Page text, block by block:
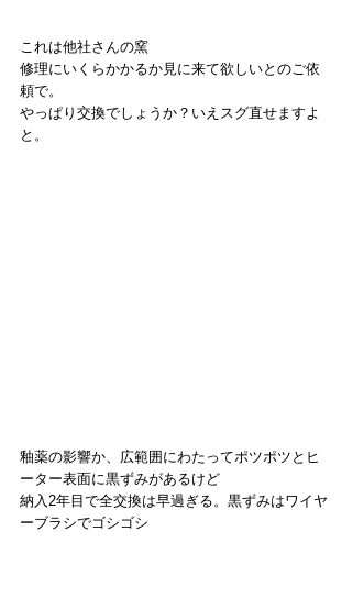
これは他社さんの窯
修理にいくらかかるか見に来て欲しいとのご依
頼で。
やっぱり交換でしょうか？いえスグ直せますよ
と。
釉薬の影響か、広範囲にわたってポツポツとヒ
ーター表面に黒ずみがあるけど
納入2年目で全交換は早過ぎる。黒ずみはワイヤ
ーブラシでゴシゴシ